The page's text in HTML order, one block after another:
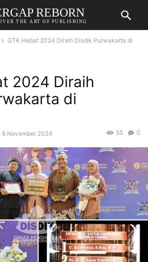
REBORN
THE ART OF PUBLISHING
GTK Hebat 2024 Diraih Disdik Purwakarta di
2024 Diraih
di
6 November 2024 0
55